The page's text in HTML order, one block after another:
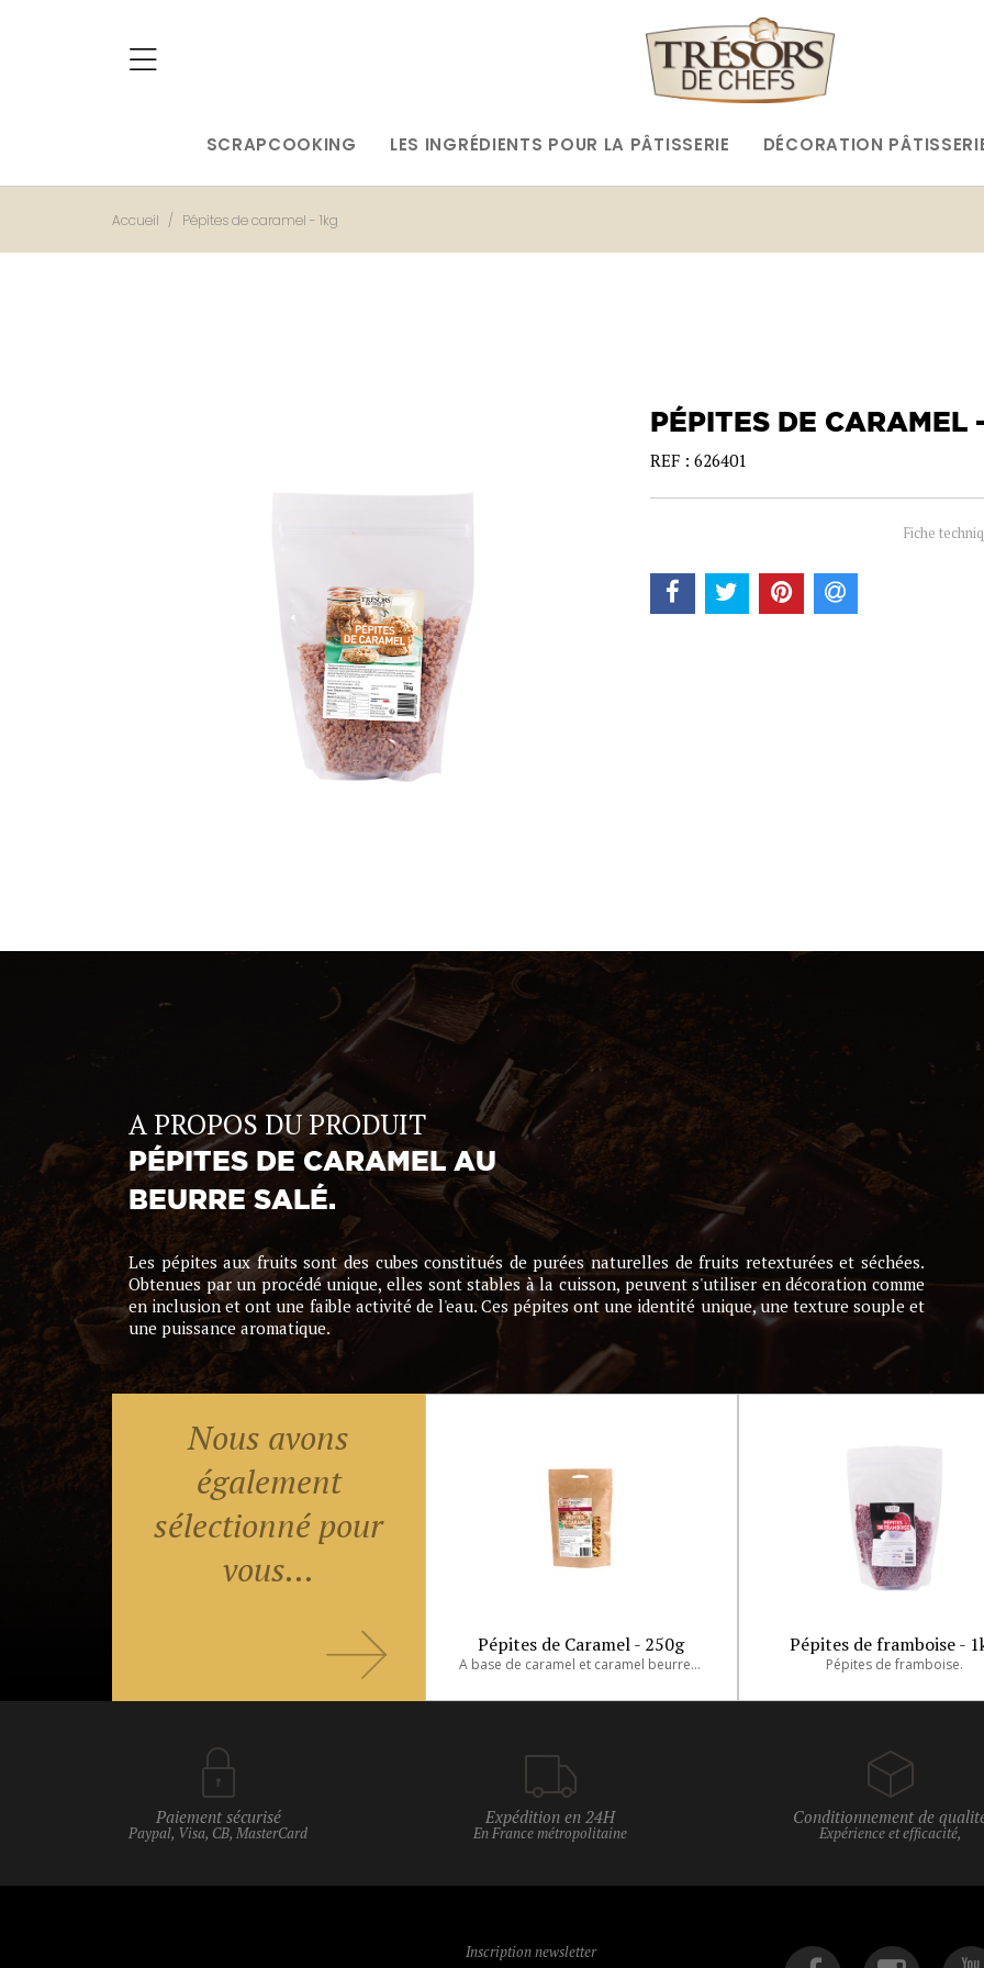
SCRAPCOOKING LES INGRÉDIENTS POUR LA PÂTISSERIE DÉCORATION
Accueil Pépites de caramel - 1kg
PÉPITES DE CARAMEL
REF : 626401
Fiche
A PROPOS DU PRODUIT
PÉPITES DE CARAMEL AU
BEURRE SALÉ.
Les pépites aux fruits sont des cubes constitués de purées naturelles de fruits retexturées et séchées.
Obtenues par un procédé unique, elles sont stables à la cuisson, peuvent s'utiliser en décoration comme
en inclusion et ont une faible activité de l'eau. Ces pépites ont une identité unique, une texture souple et
une puissance aromatique.
Nous avons
également
sélectionné pour
vous...
Pépites de Caramel - 250g
A base de caramel et caramel beurre salé.
Pépites de framboise -
Pépites de framboise.
Paiement sécurisé
Paypal, Visa, CB, MasterCard
Expédition en 24H
En France métropolitaine
Conditionnement de
Expérience et efficacité,
Inscription newsletter